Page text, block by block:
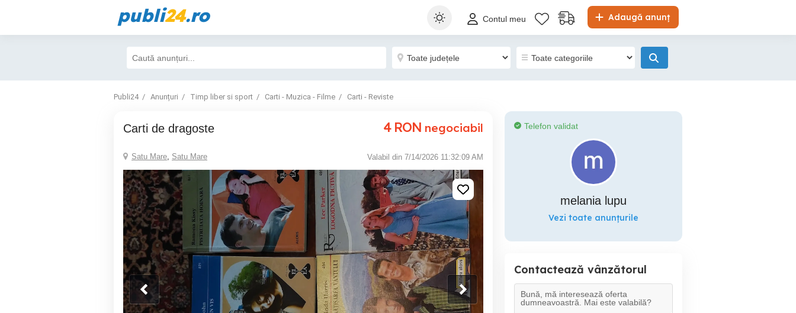
publi24.ro Adaugă anunț
Contul meu
Publi24 Anunțuri Timp liber si sport Carti - Muzica - Filme Carti - Reviste
Carti de dragoste 4 RON negociabil
Satu Mare, Satu Mare Valabil din 7/14/2026 11:32:09 AM
Telefon validat
melania lupu
Vezi toate anunțurile
Contactează vânzătorul